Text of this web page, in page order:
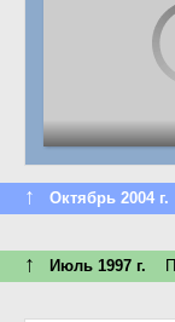
↑ Октябрь 2004 г.
↑ Июль 1997 г.